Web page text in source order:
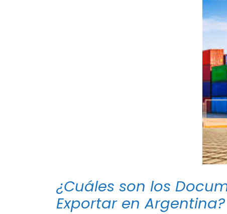
¿Cuáles son los
Exportar en Argentina?